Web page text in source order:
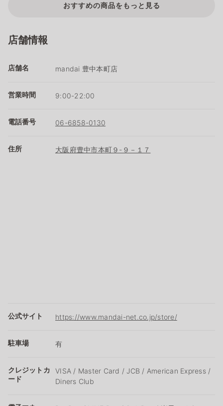
おすすめの商品をもっと見る
店舗情報
店舗名 mandai 豊中本町店
営業時間 9:00-22:00
電話番号 06-6858-0130
住所 大阪府豊中市本町９-９－１７
公式サイト https://www.mandai-net.co.jp/store/
駐車場 有
クレジットカ
ード
VISA / Master Card / JCB / American Express /
Diners Club